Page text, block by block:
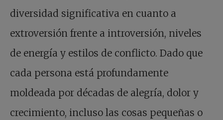
diversidad significativa en cuanto a
extroversión frente a introversión, niveles
de energía y estilos de conflicto. Dado que
cada persona está profundamente
moldeada por décadas de alegría, dolor y
crecimiento, incluso las cosas pequeñas o